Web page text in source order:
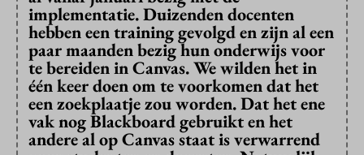
implementatie. Duizenden docenten
hebben een training gevolgd en zijn al een
paar maanden bezig hun onderwijs voor
te bereiden in Canvas. We wilden het in
één keer doen om te voorkomen dat het
een zoekplaatje zou worden. Dat het ene
vak nog Blackboard gebruikt en het
andere al op Canvas staat is verwarrend